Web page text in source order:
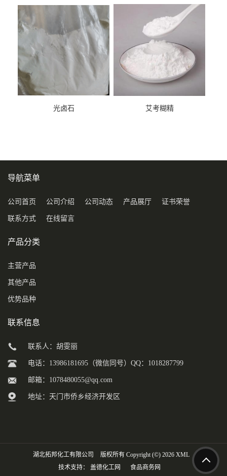
光卤石 艾考糊精
导航菜单
公司首页 公司介绍 公司动态 产品展厅 证书荣誉
联系方式 在线留言
产品分类
主营产品
其他产品
优势品种
联系信息
联系人：胡雯丽
电话：13986181695（微信同号）QQ：1018287799
邮箱： 1078480055@qq.com
地址：天门市侨乡经济开发区
湖北拓邦化工有限公司 版权所有 Copyright (©) 2026 XML
技术支持： 盖德化工网 食品商务网